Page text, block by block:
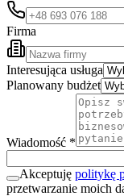
Firma
Interesująca usługa
Planowany budżet
Wiadomość *
Akceptuję politykę
przetwarzanie moich